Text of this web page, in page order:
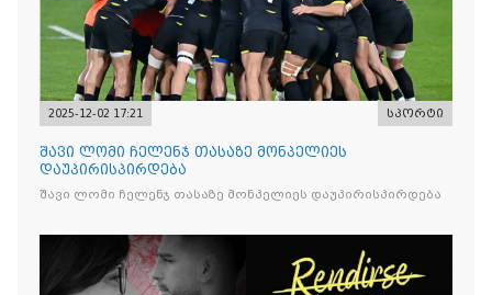
2025-12-02 17:21 სპორტი
შავი ლომი ჩელენჯ თასაზე მონპელიეს
დაუპირისპირდება
შავი ლომი ჩელენჯ თასაზე მონპელიეს დაუპირისპირდება